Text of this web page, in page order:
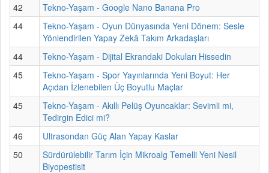
42
Tekno-Yaşam - Google Nano Banana Pro
44
Tekno-Yaşam - Oyun Dünyasında Yeni Dönem: Sesle
Yönlendirilen Yapay Zekâ Takım Arkadaşları
44
Tekno-Yaşam - Dijital Ekrandaki Dokuları Hissedin
45
Tekno-Yaşam - Spor Yayınlarında Yeni Boyut: Her
Açıdan İzlenebilen Üç Boyutlu Maçlar
45
Tekno-Yaşam - Akıllı Pelüş Oyuncaklar: Sevimli mi,
Tedirgin Edici mi?
46
Ultrasondan Güç Alan Yapay Kaslar
50
Sürdürülebilir Tarım İçin Mikroalg Temelli Yeni Nesil
Biyopestisit